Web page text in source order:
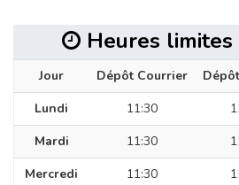
Heures
Jour Dépôt Courrier
Lundi
11:30
Mardi
11:30
Mercredi
11:30